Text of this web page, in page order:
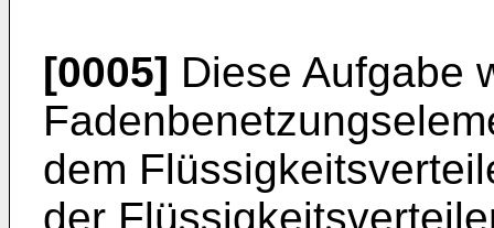
[0005] Diese Aufgabe
dem
der